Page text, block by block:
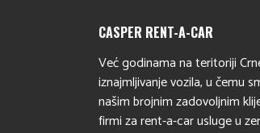
CASPER RENT-A-CAR
Već godinama na teritoriji
iznajmljivanje vozila, u čemu
našim brojnim zadovoljnim
firmi za rent-a-car usluge u